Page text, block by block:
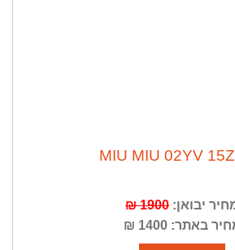
MIU MIU 02YV
יבואן: 1900 ₪
באתר: 1400 ₪